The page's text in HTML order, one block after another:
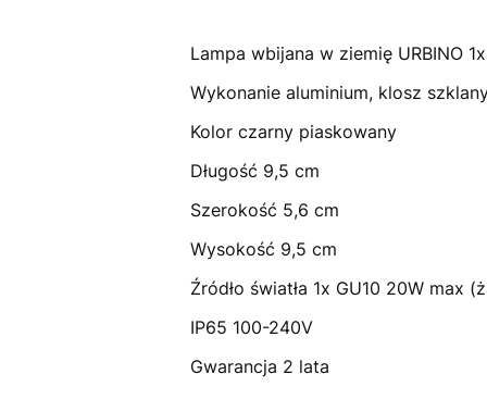
Lampa wbijana w ziemię URBINO
Wykonanie aluminium, klosz
Kolor czarny piaskowany
Długość 9,5 cm
Szerokość 5,6 cm
Wysokość 9,5 cm
Źródło światła 1x GU10 20W max
IP65 100-240V
Gwarancja 2 lata